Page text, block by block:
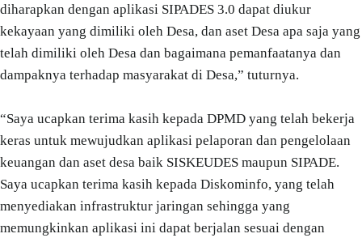
diharapkan dengan aplikasi SIPADES 3.0 dapat diukur
kekayaan yang dimiliki oleh Desa, dan aset Desa apa saja yang
telah dimiliki oleh Desa dan bagaimana pemanfaatanya dan
dampaknya terhadap masyarakat di Desa,” tuturnya.
“Saya ucapkan terima kasih kepada DPMD yang telah bekerja
keras untuk mewujudkan aplikasi pelaporan dan pengelolaan
keuangan dan aset desa baik SISKEUDES maupun SIPADE.
Saya ucapkan terima kasih kepada Diskominfo, yang telah
menyediakan infrastruktur jaringan sehingga yang
memungkinkan aplikasi ini dapat berjalan sesuai dengan